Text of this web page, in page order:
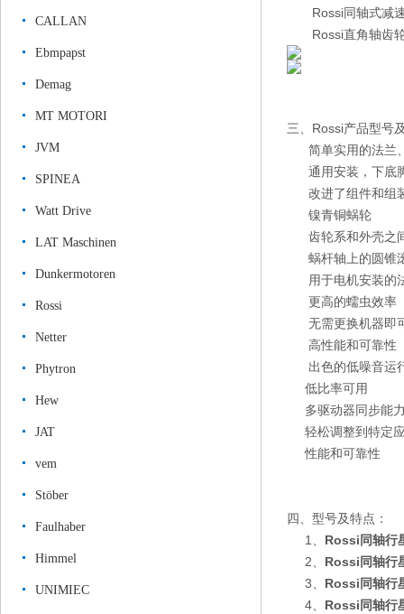
CALLAN
Ebmpapst
Demag
MT MOTORI
JVM
SPINEA
Watt Drive
LAT Maschinen
Dunkermotoren
Rossi
Netter
Phytron
Hew
JAT
vem
Stöber
Faulhaber
Himmel
UNIMIEC
Rossi同轴式减速
Rossi直角轴齿轮
三、Rossi产品型号
简单实用的法兰、
通用安装，下底
改进了组件和组
镍青铜蜗轮
齿轮系和外壳之
蜗杆轴上的圆锥
用于电机安装的
更高的蠕虫效率
无需更换机器即
高性能和可靠性
出色的低噪音运
低比率可用
多驱动器同步能
轻松调整到特定
性能和可靠性
四、型号及特点：
1、 Rossi同轴行
2、 Rossi同轴行
3、 Rossi同轴行
4、 Rossi同轴行